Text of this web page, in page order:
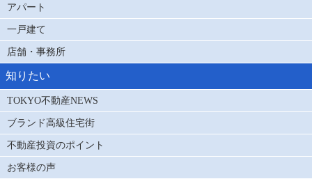
アパート
一戸建て
店舗・事務所
知りたい
TOKYO不動産NEWS
ブランド高級住宅街
不動産投資のポイント
お客様の声